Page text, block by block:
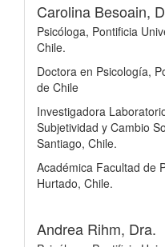
Carolina Besoain,
Psicóloga, Pontificia
Chile.
Doctora en Psicología,
de Chile
Investigadora
Subjetividad y Cambio
Santiago, Chile.
Académica Facultad de
Hurtado, Chile.
Andrea Rihm, Dra.